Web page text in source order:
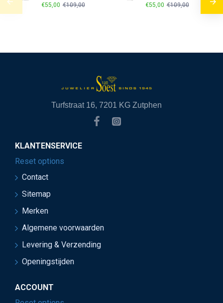
€55,00 €109,00 €55,00 €109,00
Turfstraat 16, 7201 KG Zutphen
KLANTENSERVICE
Reset options
Contact
Sitemap
Merken
Algemene voorwaarden
Levering & Verzending
Openingstijden
ACCOUNT